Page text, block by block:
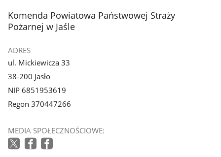
galerii.
stopka
Komenda Powiatowa Państwowej Straży
Pożarnej w Jaśle
ADRES
ul. Mickiewicza 33
38-200 Jasło
NIP 6851953619
Regon 370447266
MEDIA SPOŁECZNOŚCIOWE: